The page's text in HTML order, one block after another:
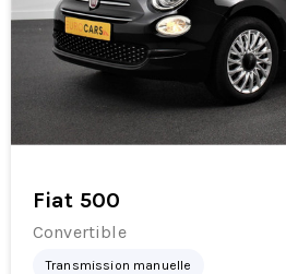
Fiat 500
Convertible
Transmission manuelle